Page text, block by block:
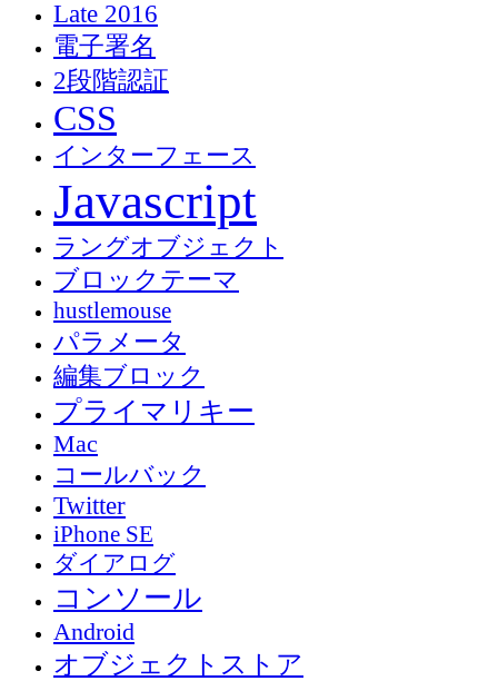
Late 2016
電子署名
2段階認証
CSS
インターフェース
Javascript
ラングオブジェクト
ブロックテーマ
hustlemouse
パラメータ
編集ブロック
プライマリキー
Mac
コールバック
Twitter
iPhone SE
ダイアログ
コンソール
Android
オブジェクトストア